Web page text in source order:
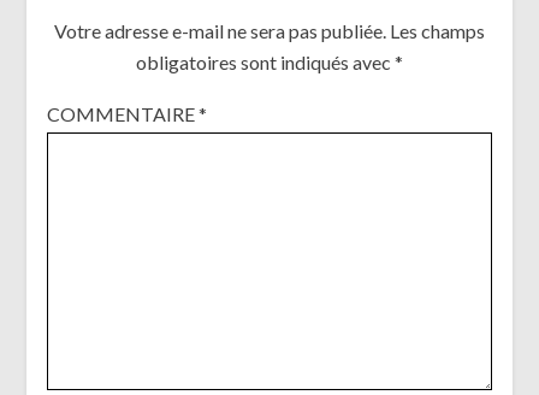
Votre adresse e-mail ne sera pas publiée. Les champs
obligatoires sont indiqués avec *
COMMENTAIRE*